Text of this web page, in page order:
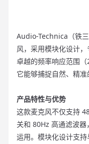
Audio-Technica（铁
风，采用模块化设计
卓越的频率响应范围（
它能够捕捉自然、精准
产品特性与优势
这款麦克风不仅支持
关和 80Hz 高通滤波
运用。模块化设计支